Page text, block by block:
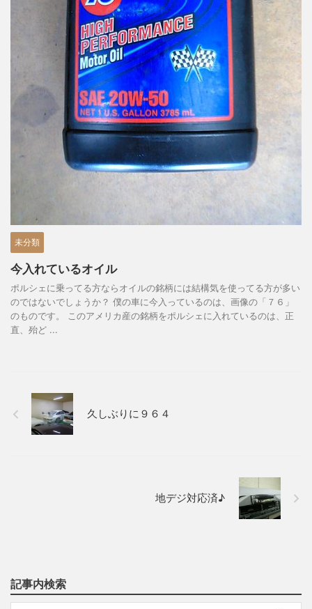
未分類
今入れているオイル
ポルシェに乗ってる方ならオイルの銘柄には結構気を使ってる方が多い
のではないでしょうか？ 僕の車に今入っているのは、画像の「７６」
のものです。 このアメリカ産の銘柄をポルシェに入れているのは、正
直、殆ど ...
久しぶりに９６４
地デジ対応済♪
記事内検索